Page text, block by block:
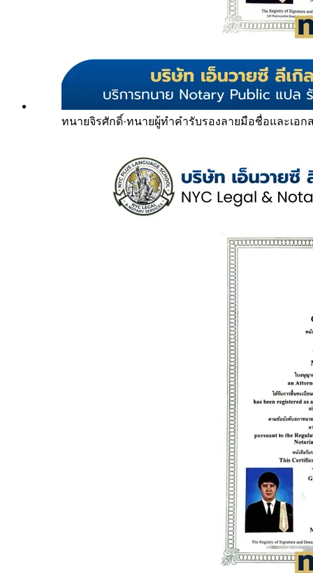
ทนายจิรศักดิ์·ทนายผู้ทำคำรับรองลายมือชื่อและเอก